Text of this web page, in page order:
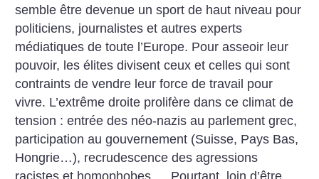
semble être devenue un sport de haut niveau pour
politiciens, journalistes et autres experts
médiatiques de toute l’Europe. Pour asseoir leur
pouvoir, les élites divisent ceux et celles qui sont
contraints de vendre leur force de travail pour
vivre. L’extrême droite prolifère dans ce climat de
tension : entrée des néo-nazis au parlement grec,
participation au gouvernement (Suisse, Pays Bas,
Hongrie…), recrudescence des agressions